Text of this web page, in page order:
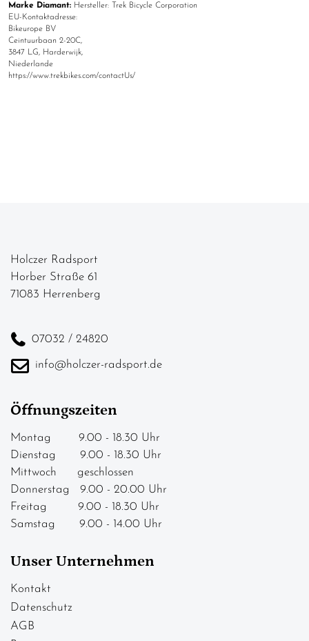
Marke Diamant: Hersteller: Trek Bicycle Corporation
EU-Kontaktadresse:
Bikeurope BV
Ceintuurbaan 2-20C,
3847 LG, Harderwijk,
Niederlande
https://www.trekbikes.com/contactUs/
Holczer Radsport
Horber Straße 61
71083 Herrenberg
07032 / 24820
info@holczer-radsport.de
Öffnungszeiten
Montag 9.00 - 18.30 Uhr
Dienstag 9.00 - 18.30 Uhr
Mittwoch geschlossen
Donnerstag 9.00 - 20.00 Uhr
Freitag 9.00 - 18.30 Uhr
Samstag 9.00 - 14.00 Uhr
Unser Unternehmen
Kontakt
Datenschutz
AGB